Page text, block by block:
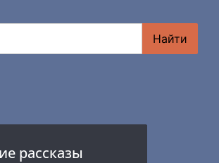
Найти
рассказы